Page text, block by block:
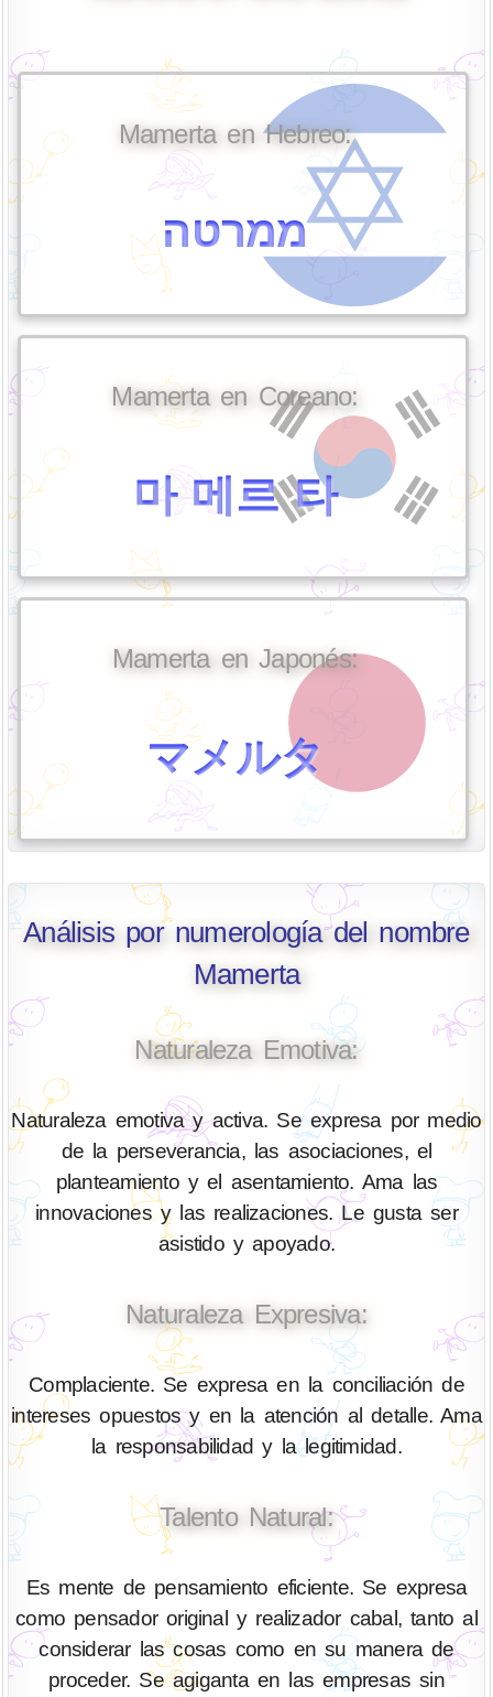
Mamerta en Hebreo:
ממרטה
Mamerta en Coreano:
마 메르 타
Mamerta en Japonés:
マメルタ
Análisis por numerología del nombre
Mamerta
Naturaleza Emotiva:
Naturaleza emotiva y activa. Se expresa por medio
de la perseverancia, las asociaciones, el
planteamiento y el asentamiento. Ama las
innovaciones y las realizaciones. Le gusta ser
asistido y apoyado.
Naturaleza Expresiva:
Complaciente. Se expresa en la conciliación de
intereses opuestos y en la atención al detalle. Ama
la responsabilidad y la legitimidad.
Talento Natural:
Es mente de pensamiento eficiente. Se expresa
como pensador original y realizador cabal, tanto al
considerar las cosas como en su manera de
proceder. Se agiganta en las empresas sin